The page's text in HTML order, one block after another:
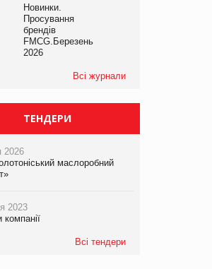
Новинки.
Просування
брендів
FMCG.Березень
2026
Всі журнали
ТЕНДЕРИ
2026
маслоробний
2023
Всі тендери